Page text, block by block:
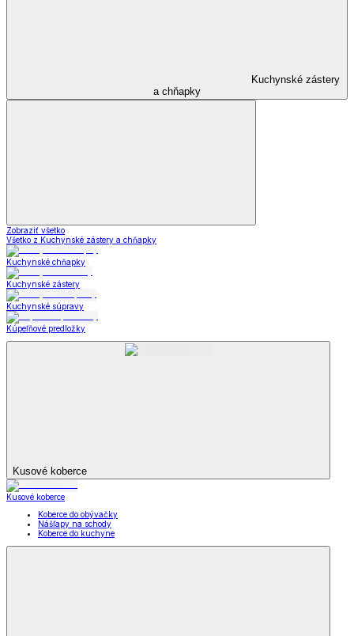
Kuchynské zástery
a chňapky
Zobraziť všetko
Všetko z Kuchynské zástery a chňapky
Kuchynské chňapky
Kuchynské zástery
Kuchynské súpravy
Kúpeľňové predložky
Kusové koberce
Kusové koberce
Koberce do obývačky
Nášľapy na schody
Koberce do kuchyne